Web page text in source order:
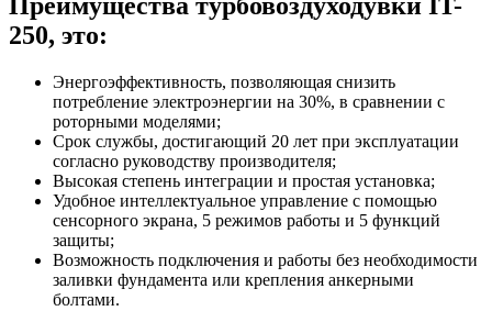
Преимущества турбовоздуходувки IT-
250, это:
Энергоэффективность, позволяющая снизить
потребление электроэнергии на 30%, в сравнении с
роторными моделями;
Срок службы, достигающий 20 лет при эксплуатации
согласно руководству производителя;
Высокая степень интеграции и простая установка;
Удобное интеллектуальное управление с помощью
сенсорного экрана, 5 режимов работы и 5 функций
защиты;
Возможность подключения и работы без необходимости
заливки фундамента или крепления анкерными
болтами.